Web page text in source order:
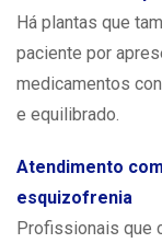
Há plantas que
paciente por
medicamentos
e equilibrado.
Atendimento
esquizofrenia
Profissionais que